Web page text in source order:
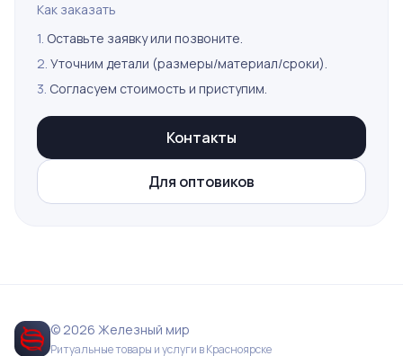
Как заказать
1. Оставьте заявку или позвоните.
2. Уточним детали (размеры/материал/сроки).
3. Согласуем стоимость и приступим.
Контакты
Для оптовиков
© 2026 Железный мир
Ритуальные товары и услуги в Красноярске